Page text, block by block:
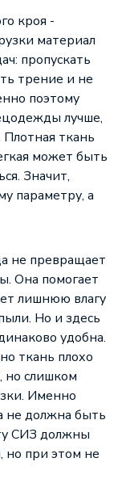
кроя -
материал
пропускать
трение и не
поэтому
лучше,
Плотная ткань
может быть
Значит,
параметру, а
не превращает
Она помогает
лишнюю влагу
Но и здесь
удобна.
ткань плохо
но слишком
Именно
не должна быть
СИЗ должны
но при этом не